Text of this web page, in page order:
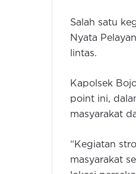
Salah satu
Nyata
lintas.
Kapolsek
point ini,
masyarakat
“Kegiatan
masyarakat